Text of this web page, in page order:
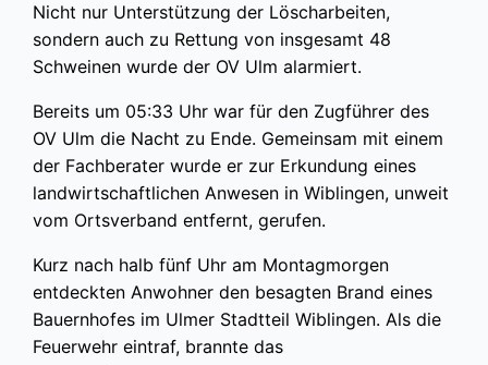
Nicht nur Unterstützung der Löscharbeiten,
sondern auch zu Rettung von insgesamt 48
Schweinen wurde der OV Ulm alarmiert.
Bereits um 05:33 Uhr war für den Zugführer des
OV Ulm die Nacht zu Ende. Gemeinsam mit einem
der Fachberater wurde er zur Erkundung eines
landwirtschaftlichen Anwesen in Wiblingen, unweit
vom Ortsverband entfernt, gerufen.
Kurz nach halb fünf Uhr am Montagmorgen
entdeckten Anwohner den besagten Brand eines
Bauernhofes im Ulmer Stadtteil Wiblingen. Als die
Feuerwehr eintraf, brannte das